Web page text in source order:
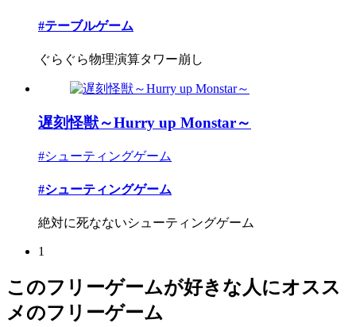
#テーブルゲーム
ぐらぐら物理演算タワー崩し
遅刻怪獣～Hurry up Monstar～
#シューティングゲーム
#シューティングゲーム
絶対に死なないシューティングゲーム
1
このフリーゲームが好きな人にオスス
メのフリーゲーム